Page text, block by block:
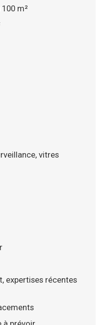
m²
vitres
expertises récentes